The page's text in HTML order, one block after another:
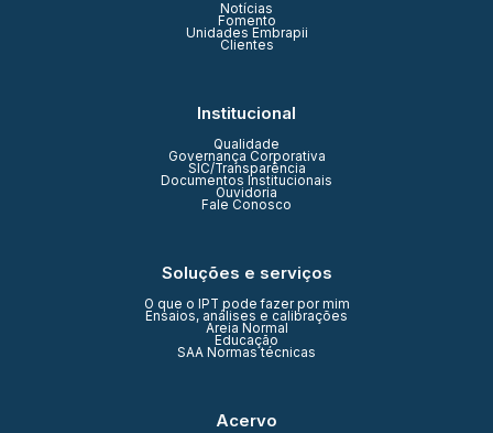
Notícias
Fomento
Unidades Embrapii
Clientes
Institucional
Qualidade
Governança Corporativa
SIC/Transparência
Documentos Institucionais
Ouvidoria
Fale Conosco
Soluções e serviços
O que o IPT pode fazer por mim
Ensaios, análises e calibrações
Areia Normal
Educação
SAA Normas técnicas
Acervo